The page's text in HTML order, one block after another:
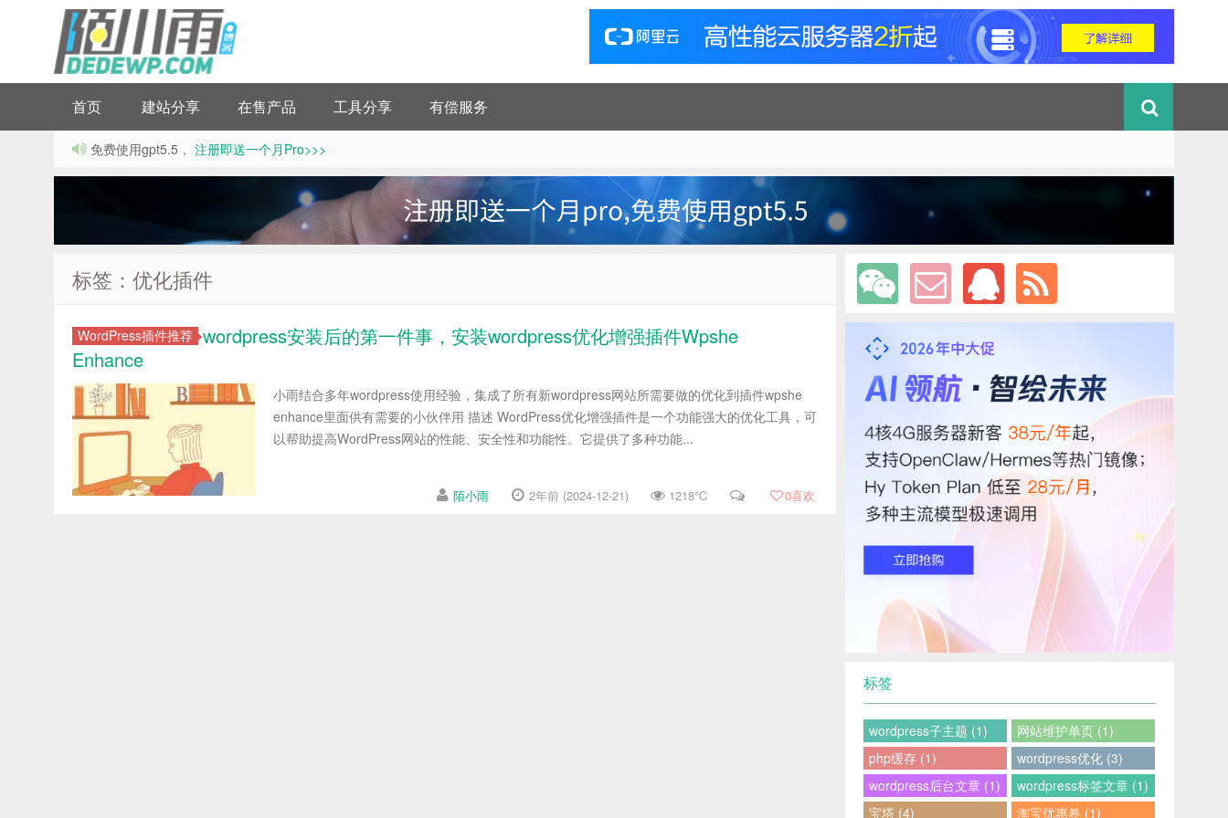
首页 建站分享 在售产品 工具分享 有偿服务
免费使用gpt5.5， 注册即送一个月Pro>>>
标签：优化插件
WordPress插件推荐 wordpress安装后的第一件事，安装wordpress优化增强插件Wpshe
Enhance
小雨结合多年wordpress使用经验，集成了所有新wordpress网站所需要做的优化到插件wpshe
enhance里面供有需要的小伙伴用 描述 WordPress优化增强插件是一个功能强大的优化工具，可
以帮助提高WordPress网站的性能、安全性和功能性。它提供了多种功能...
陌小雨 2年前 (2024-12-21) 1218℃ 0喜欢
标签
wordpress子主题 (1)
网站维护单页 (1)
php缓存 (1)
wordpress优化 (3)
wordpress后台文章 (1)
wordpress标签文章 (1)
宝塔 (4)
淘宝优惠卷 (1)